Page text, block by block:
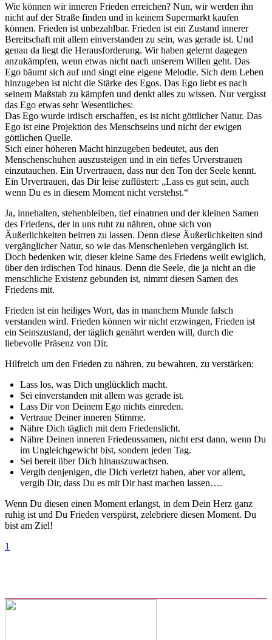
Wie können wir inneren Frieden erreichen? Nun, wir werden ihn
nicht auf der Straße finden und in keinem Supermarkt kaufen
können. Frieden ist unbezahlbar. Frieden ist ein Zustand innerer
Bereitschaft mit allem einverstanden zu sein, was gerade ist. Und
genau da liegt die Herausforderung. Wir haben gelernt dagegen
anzukämpfen, wenn etwas nicht nach unserem Willen geht. Das
Ego bäumt sich auf und singt eine eigene Melodie. Sich dem Leben
hinzugeben ist nicht die Stärke des Egos. Das Ego liebt es nach
seinem Maßstab zu kämpfen und denkt alles zu wissen. Nur vergisst
das Ego etwas sehr Wesentliches:
Das Ego wurde irdisch erschaffen, es ist nicht göttlicher Natur. Das
Ego ist eine Projektion des Menschseins und nicht der ewigen
göttlichen Quelle.
Sich einer höheren Macht hinzugeben bedeutet, aus den
Menschenschuhen auszusteigen und in ein tiefes Urverstrauen
einzutauchen. Ein Urvertrauen, dass nur den Ton der Seele kennt.
Ein Urvertrauen, das Dir leise zuflüstert: „Lass es gut sein, auch
wenn Du es in diesem Moment nicht verstehst.“
Ja, innehalten, stehenbleiben, tief einatmen und der kleinen Samen
des Friedens, der in uns ruht zu nähren, ohne sich von
Äußerlichkeiten beirren zu lassen. Denn diese Äußerlichkeiten sind
vergänglicher Natur, so wie das Menschenleben vergänglich ist.
Doch bedenken wir, dieser kleine Same des Friedens weilt ewiglich,
über den irdischen Tod hinaus. Denn die Seele, die ja nicht an die
menschliche Existenz gebunden ist, nimmt diesen Samen des
Friedens mit.
Frieden ist ein heiliges Wort, das in manchem Munde falsch
verstanden wird. Frieden können wir nicht erzwingen, Frieden ist
ein Seinszustand, der täglich genährt werden will, durch die
liebevolle Präsenz von Dir.
Hilfreich um den Frieden zu nähren, zu bewahren, zu verstärken:
Lass los, was Dich unglücklich macht.
Sei einverstanden mit allem was gerade ist.
Lass Dir von Deinem Ego nichts einreden.
Vertraue Deiner inneren Stimme.
Nähre Dich täglich mit dem Friedenslicht.
Nähre Deinen inneren Friedenssamen, nicht erst dann, wenn Du
im Ungleichgewicht bist, sondern jeden Tag.
Sei bereit über Dich hinauszuwachsen.
Vergib denjenigen, die Dich verletzt haben, aber vor allem,
vergib Dir, dass Du es mit Dir hast machen lassen….
Wenn Du diesen einen Moment erlangst, in dem Dein Herz ganz
ruhig ist und Du Frieden verspürst, zelebriere diesen Moment. Du
bist am Ziel!
1